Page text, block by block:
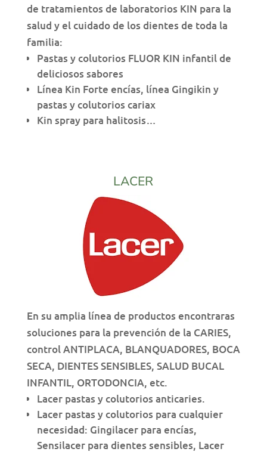
de tratamientos de laboratorios KIN para la
salud y el cuidado de los dientes de toda la
familia:
Pastas y colutorios FLUOR KIN infantil de
deliciosos sabores
Línea Kin Forte encías, línea Gingikin y
pastas y colutorios cariax
Kin spray para halitosis…
LACER
En su amplia línea de productos encontraras
soluciones para la prevención de la CARIES,
control ANTIPLACA, BLANQUADORES, BOCA
SECA, DIENTES SENSIBLES, SALUD BUCAL
INFANTIL, ORTODONCIA, etc.
Lacer pastas y colutorios anticaries.
Lacer pastas y colutorios para cualquier
necesidad: Gingilacer para encías,
Sensilacer para dientes sensibles, Lacer